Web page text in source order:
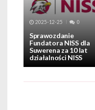
2025-12-25 0
Sprawozdanie
Fundatora NISS dla
Suwerena za 10 lat
działalności NISS